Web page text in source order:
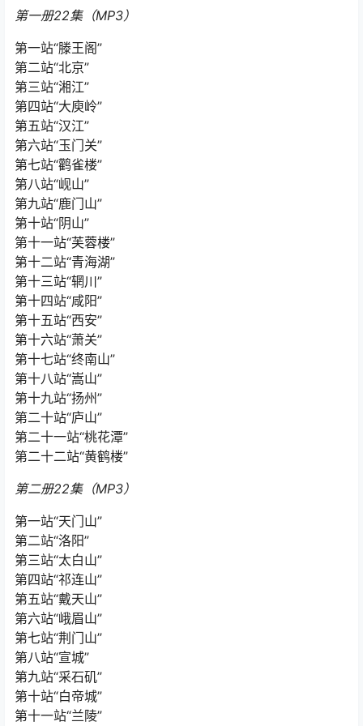
第一册22集（MP3）
第一站“滕王阁”
第二站“北京”
第三站“湘江”
第四站“大庾岭”
第五站“汉江”
第六站“玉门关”
第七站“鹳雀楼”
第八站“岘山”
第九站“鹿门山”
第十站“阴山”
第十一站“芙蓉楼”
第十二站“青海湖”
第十三站“辋川”
第十四站“咸阳”
第十五站“西安”
第十六站“萧关”
第十七站“终南山”
第十八站“嵩山”
第十九站“扬州”
第二十站“庐山”
第二十一站“桃花潭”
第二十二站“黄鹤楼”
第二册22集（MP3）
第一站“天门山”
第二站“洛阳”
第三站“太白山”
第四站“祁连山”
第五站“戴天山”
第六站“峨眉山”
第七站“荆门山”
第八站“宣城”
第九站“采石矶”
第十站“白帝城”
第十一站“兰陵”